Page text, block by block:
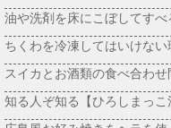
油や洗剤を床にこぼしてす
ちくわを冷凍してはいけない
スイカとお酒類の食べ合わせ
知る人ぞ知る【ひろしまっこ